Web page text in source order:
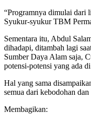
“Programnya dimulai dari
Syukur-syukur TBM
Sementara itu, Abdul
dihadapi, ditambah lagi
Sumber Daya Alam saja,
potensi-potensi yang ada
Hal yang sama
semua dari kebodohan
Membagikan: